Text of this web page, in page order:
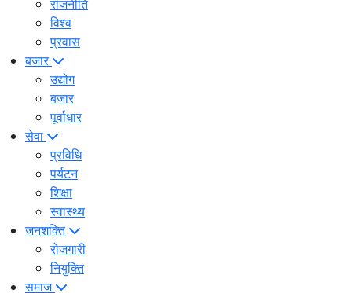
राजनीति
विश्व
प्रवास
बजार
उद्योग
बजार
पूर्वाधार
सेवा
प्रविधि
पर्यटन
शिक्षा
स्वास्थ्य
जनशक्ति
रोजगारी
नियुक्ति
समाज